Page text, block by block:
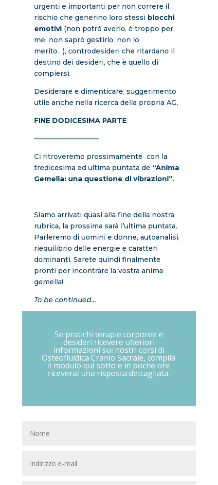
urgenti e importanti per non correre il
rischio che generino loro stessi blocchi
emotivi(non potrò averlo, è troppo per
me, non saprò gestirlo, non lo
merito…), controdesideri che ritardano il
destino dei desideri, che è quello di
compiersi.
Desiderare e dimenticare, suggerimento
utile anche nella ricerca della propria AG.
FINE DODICESIMA PARTE
—————————–
Ci ritroveremo prossimamente con la
tredicesima ed ultima puntata de “Anima
Gemella: una questione di vibrazioni”.
Siamo arrivati quasi alla fine della nostra
rubrica, la prossima sarà l’ultima puntata.
Parleremo di uomini e donne, autoanalisi,
riequilibrio delle energie e caratteri
dominanti. Sarete quindi finalmente
pronti per incontrare la vostra anima
gemella!
To be continued…
Se pratichi terapie corporee e
desideri ricevere ulteriori
informazioni sui nostri corsi di
Osteofluidica Cranio Sacrale, compila
il modulo qui sotto e in poche ore
riceverai una risposta dettagliata.